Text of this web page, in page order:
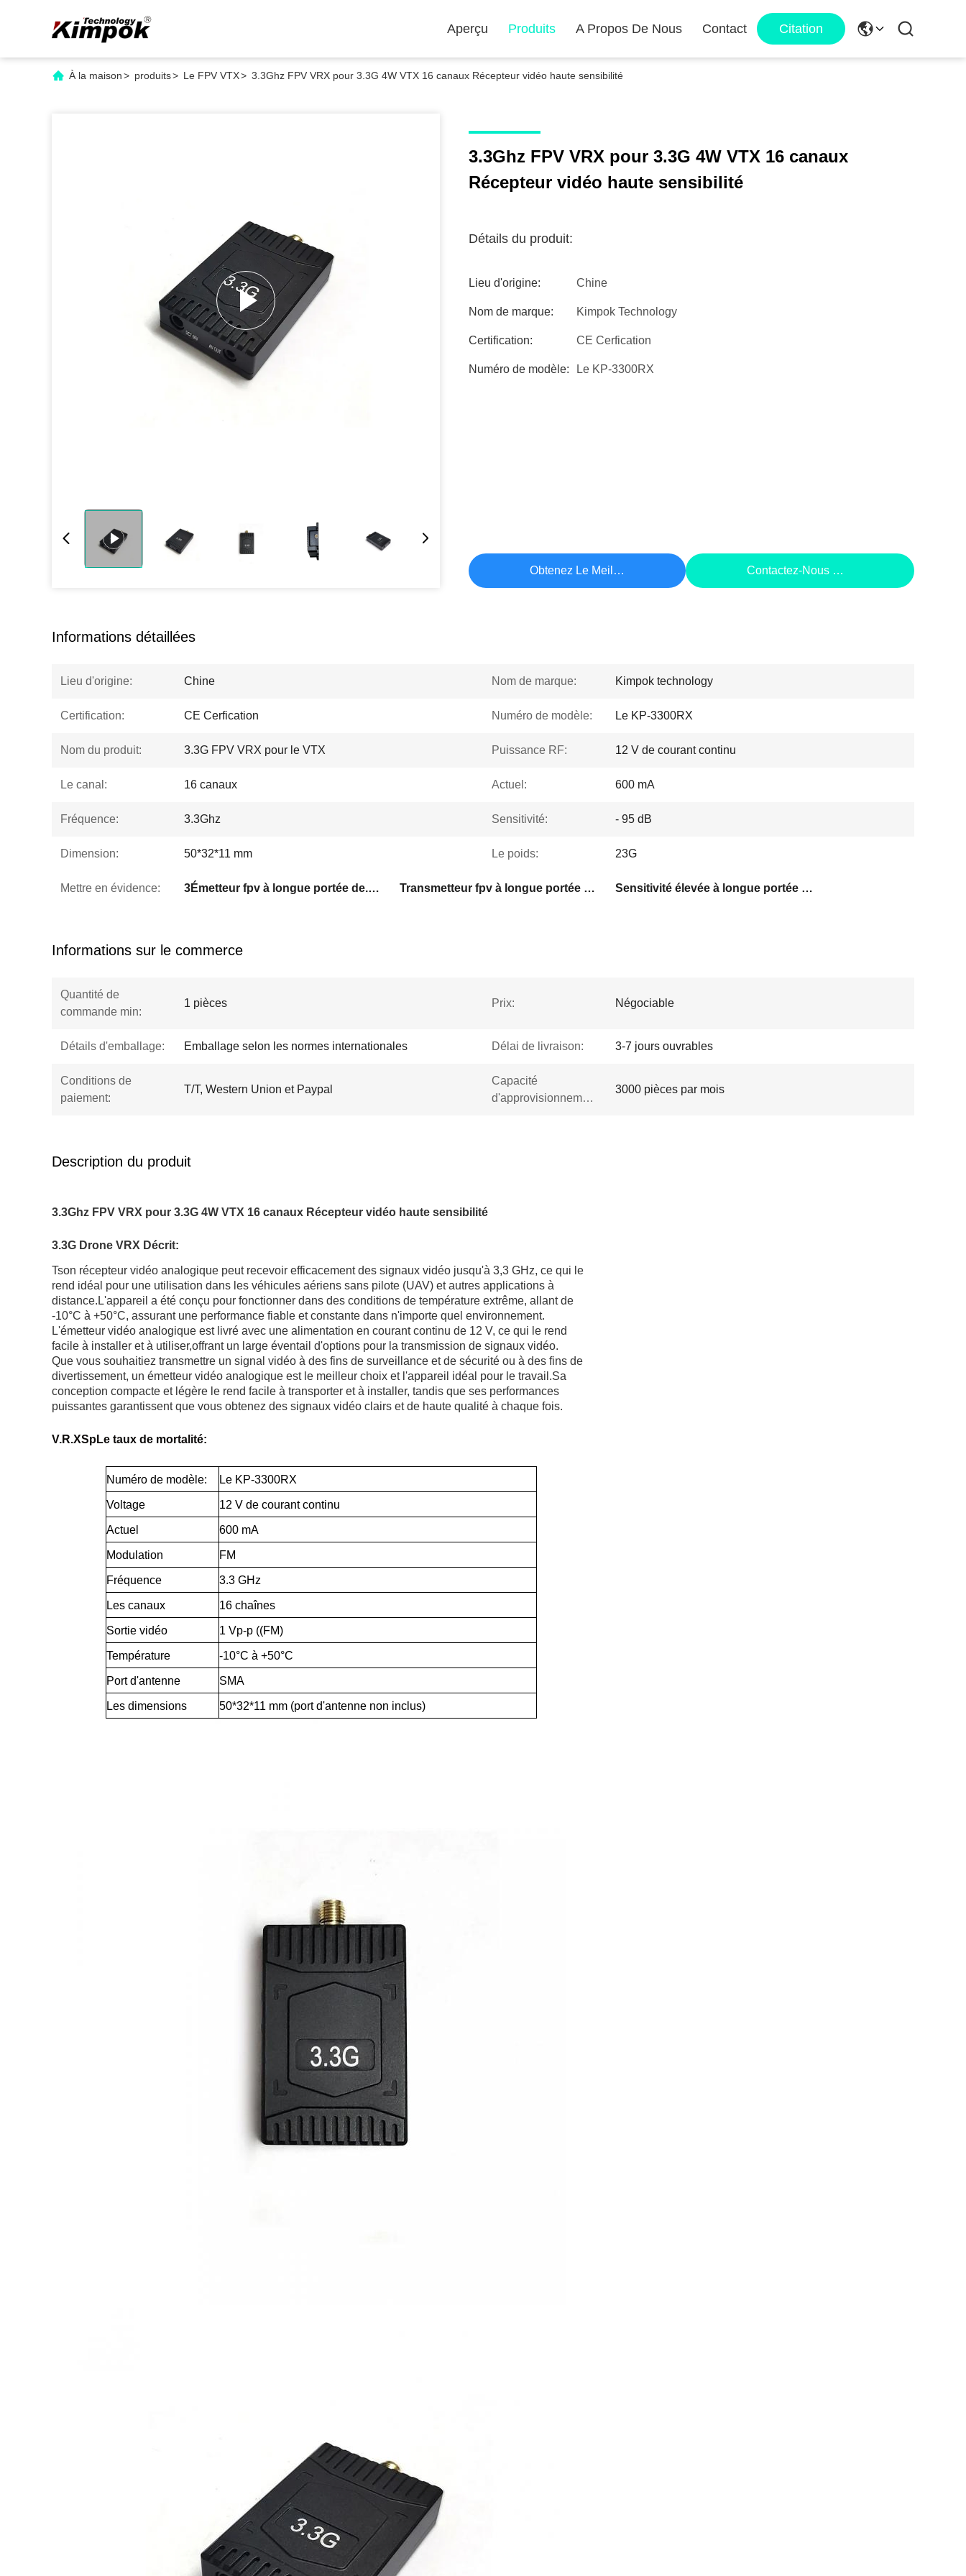
Aperçu Produits A Propos De Nous Contact Citation
À la maison> produits> Le FPV VTX> 3.3Ghz FPV VRX pour 3.3G 4W VTX 16 canaux Récepteur vidéo haute sensibilité
3.3Ghz FPV VRX pour 3.3G 4W VTX 16 canaux
Récepteur vidéo haute sensibilité
Détails du produit:
Lieu d'origine: Chine
Nom de marque: Kimpok Technology
Certification: CE Cerfication
Numéro de modèle: Le KP-3300RX
Obtenez Le Meilleur Prix Contactez-Nous Maintenant
Informations détaillées
Lieu d'origine: Chine Nom de marque: Kimpok technology
Certification: CE Cerfication Numéro de modèle: Le KP-3300RX
Nom du produit: 3.3G FPV VRX pour le VTX Puissance RF: 12 V de courant continu
Le canal: 16 canaux Actuel: 600 mA
Fréquence: 3.3Ghz Sensitivité: - 95 dB
Dimension: 50*32*11 mm Le poids: 23G
Mettre en évidence: 3Émetteur fpv à longue portée de.3 GHz Transmetteur fpv à longue portée de 16 canaux Sensitivité élevée à longue portée vtx fpv
Informations sur le commerce
Quantité de
commande min:
1 pièces Prix: Négociable
Détails d'emballage: Emballage selon les normes internationales Délai de livraison: 3-7 jours ouvrables
Conditions de
paiement:
T/T, Western Union et Paypal
Capacité
d'approvisionnement:
3000 pièces par mois
Description du produit
3.3Ghz FPV VRX pour 3.3G 4W VTX 16 canaux Récepteur vidéo haute sensibilité
3.3G Drone VRX Décrit:
Tson récepteur vidéo analogique peut recevoir efficacement des signaux vidéo jusqu'à 3,3 GHz, ce qui le
rend idéal pour une utilisation dans les véhicules aériens sans pilote (UAV) et autres applications à
distance.L'appareil a été conçu pour fonctionner dans des conditions de température extrême, allant de
-10°C à +50°C, assurant une performance fiable et constante dans n'importe quel environnement.
L'émetteur vidéo analogique est livré avec une alimentation en courant continu de 12 V, ce qui le rend
facile à installer et à utiliser,offrant un large éventail d'options pour la transmission de signaux vidéo.
Que vous souhaitiez transmettre un signal vidéo à des fins de surveillance et de sécurité ou à des fins de
divertissement, un émetteur vidéo analogique est le meilleur choix et l'appareil idéal pour le travail.Sa
conception compacte et légère le rend facile à transporter et à installer, tandis que ses performances
puissantes garantissent que vous obtenez des signaux vidéo clairs et de haute qualité à chaque fois.
V.R.XSpLe taux de mortalité:
Numéro de modèle: Le KP-3300RX
Voltage 12 V de courant continu
Actuel 600 mA
Modulation FM
Fréquence 3.3 GHz
Les canaux 16 chaînes
Sortie vidéo 1 Vp-p ((FM)
Température -10°C à +50°C
Port d'antenne SMA
Les dimensions 50*32*11 mm (port d'antenne non inclus)